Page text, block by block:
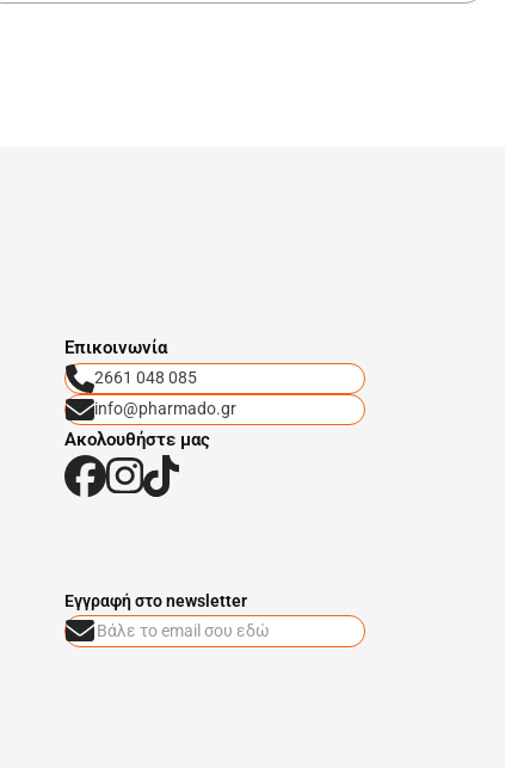
Eπικοινωνία
2661 048 085
info@pharmado.gr
Ακολουθήστε μας
Eγγραφή στο newsletter